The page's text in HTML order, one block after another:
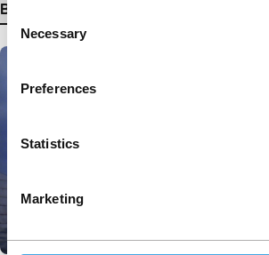
Consent
Selection
Necessary
Preferences
Statistics
Marketing
Bekijk meer details